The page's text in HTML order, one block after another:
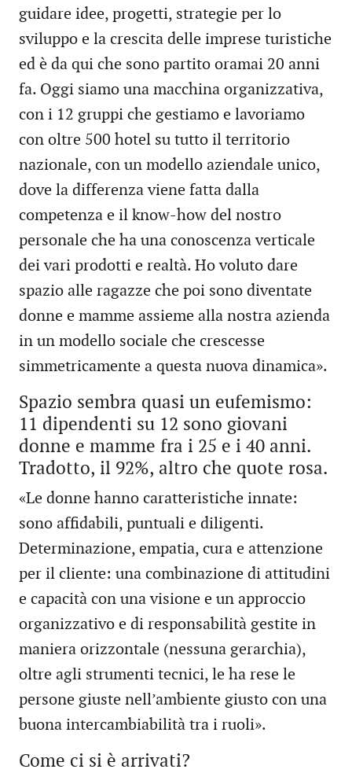
guidare idee, progetti, strategie per lo
sviluppo e la crescita delle imprese turistiche
ed è da qui che sono partito oramai 20 anni
fa. Oggi siamo una macchina organizzativa,
con i 12 gruppi che gestiamo e lavoriamo
con oltre 500 hotel su tutto il territorio
nazionale, con un modello aziendale unico,
dove la differenza viene fatta dalla
competenza e il know-how del nostro
personale che ha una conoscenza verticale
dei vari prodotti e realtà. Ho voluto dare
spazio alle ragazze che poi sono diventate
donne e mamme assieme alla nostra azienda
in un modello sociale che crescesse
simmetricamente a questa nuova dinamica».
Spazio sembra quasi un eufemismo:
11 dipendenti su 12 sono giovani
donne e mamme fra i 25 e i 40 anni.
Tradotto, il 92%, altro che quote rosa.
«Le donne hanno caratteristiche innate:
sono affidabili, puntuali e diligenti.
Determinazione, empatia, cura e attenzione
per il cliente: una combinazione di attitudini
e capacità con una visione e un approccio
organizzativo e di responsabilità gestite in
maniera orizzontale (nessuna gerarchia),
oltre agli strumenti tecnici, le ha rese le
persone giuste nell’ambiente giusto con una
buona intercambiabilità tra i ruoli».
Come ci si è arrivati?